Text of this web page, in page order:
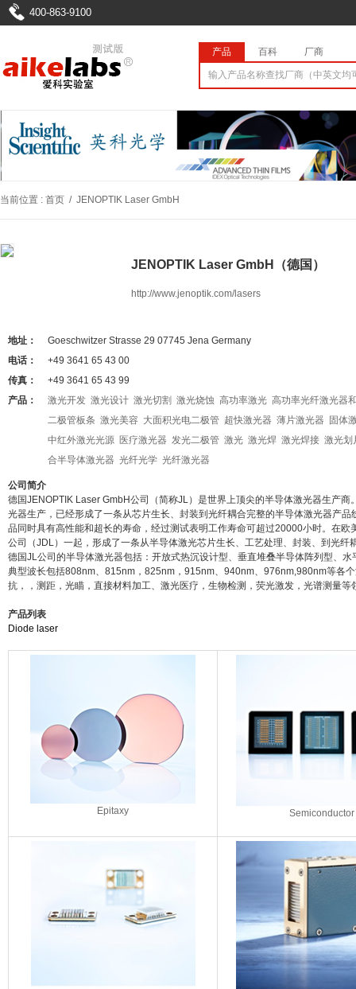
400-863-9100
产品 百科 厂商
当前位置 : 首页 / JENOPTIK Laser GmbH
JENOPTIK Laser GmbH（德国）
http://www.jenoptik.com/lasers
地址：
Goeschwitzer Strasse 29 07745 Jena Germany
电话：
+49 3641 65 43 00
传真：
+49 3641 65 43 99
产品：
激光开发 激光设计 激光切割 激光烧蚀 高功率激光 高功率光纤激光器
二极管板条 激光美容 大面积光电二极管 超快激光器 薄片激光器
固体
中红外激光光源 医疗激光器 发光二极管 激光 激光焊 激光焊接 激光划
合半导体激光器 光纤光学 光纤激光器
公司简介
德国JENOPTIK Laser GmbH公司（简称JL）是世界上顶尖的半导体激光器生产
光器生产，已经形成了一条从芯片生长、封装到光纤耦合完整的半导体激光器产
品同时具有高性能和超长的寿命，经过测试表明工作寿命可超过20000小时。在
公司（JDL）一起，形成了一条从半导体激光芯片生长、工艺处理、封装、到光纤
德国JL公司的半导体激光器包括：开放式热沉设计型、垂直堆叠半导体阵列型、
典型波长包括808nm、815nm，825nm，915nm、940nm、976nm,980nm等各
抗，，测距，光瞄，直接材料加工、激光医疗，生物检测，荧光激发，光谱测量等
产品列表
Diode laser
Epitaxy Semiconductor